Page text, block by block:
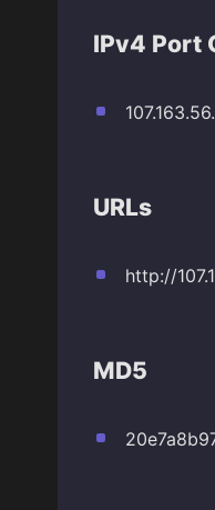
IPv4 Port
URLs
http://
MD5